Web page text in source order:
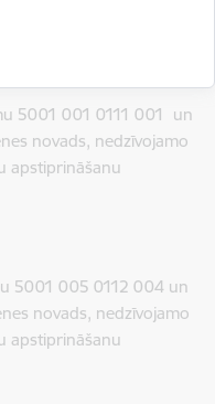
5001 001 0111 001 un
novads, nedzīvojamo
apstiprināšanu
5001 005 0112 004 un
novads, nedzīvojamo
apstiprināšanu